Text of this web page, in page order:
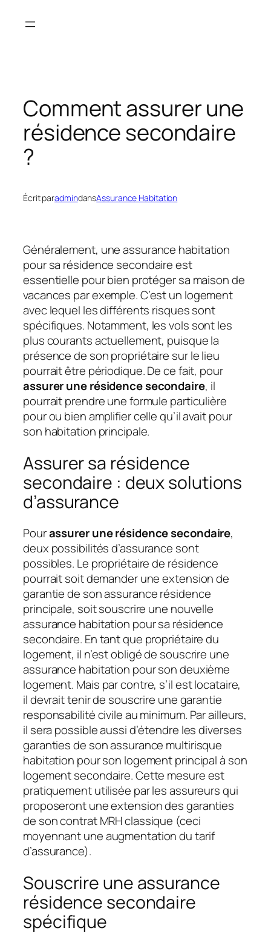
Comment assurer une
résidence secondaire
?
Écrit paradmindansAssurance Habitation
Généralement, une assurance habitation
pour sa résidence secondaire est
essentielle pour bien protéger sa maison de
vacances par exemple. C’est un logement
avec lequel les différents risques sont
spécifiques. Notamment, les vols sont les
plus courants actuellement, puisque la
présence de son propriétaire sur le lieu
pourrait être périodique. De ce fait, pour
assurer une résidence secondaire, il
pourrait prendre une formule particulière
pour ou bien amplifier celle qu’il avait pour
son habitation principale.
Assurer sa résidence
secondaire : deux solutions
d’assurance
Pourassurer une résidence secondaire,
deux possibilités d’assurance sont
possibles. Le propriétaire de résidence
pourrait soit demander une extension de
garantie de son assurance résidence
principale, soit souscrire une nouvelle
assurance habitation pour sa résidence
secondaire. En tant que propriétaire du
logement, il n’est obligé de souscrire une
assurance habitation pour son deuxième
logement. Mais par contre, s’il est locataire,
il devrait tenir de souscrire une garantie
responsabilité civile au minimum. Par ailleurs,
il sera possible aussi d’étendre les diverses
garanties de son assurance multirisque
habitation pour son logement principal à son
logement secondaire. Cette mesure est
pratiquement utilisée par les assureurs qui
proposeront une extension des garanties
de son contrat MRH classique (ceci
moyennant une augmentation du tarif
d’assurance).
Souscrire une assurance
résidence secondaire
spécifique